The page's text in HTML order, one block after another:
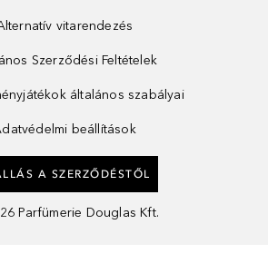
vitarendezés
Szerződési Feltételek
általános szabályai
beállítások
A SZERZŐDÉSTŐL
Parfümerie Douglas Kft.